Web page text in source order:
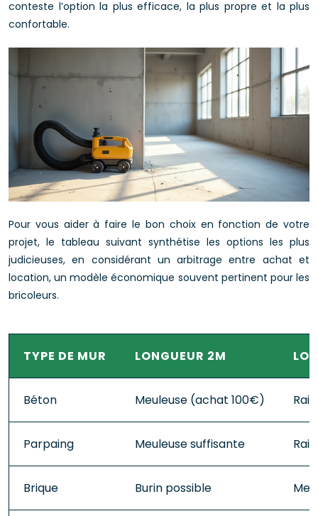
conteste l’option la plus efficace, la plus propre et la plus
confortable.
Pour vous aider à faire le bon choix en fonction de votre
projet, le tableau suivant synthétise les options les plus
judicieuses, en considérant un arbitrage entre achat et
location, un modèle économique souvent pertinent pour les
bricoleurs.
TYPE DE MUR LONGUEUR 2M
Béton Meuleuse (achat 100€)
Parpaing Meuleuse suffisante
Brique Burin possible